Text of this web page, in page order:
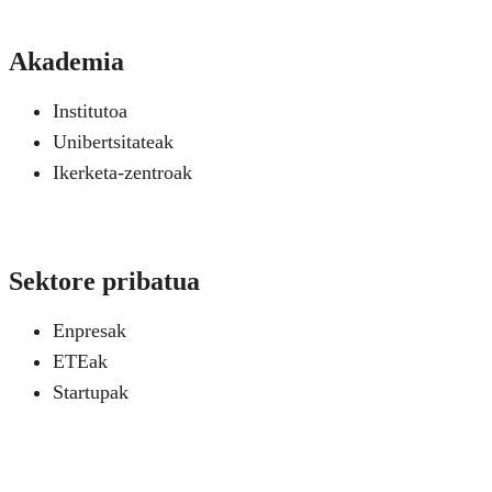
Akademia
Institutoa
Unibertsitateak
Ikerketa-zentroak
Sektore pribatua
Enpresak
ETEak
Startupak